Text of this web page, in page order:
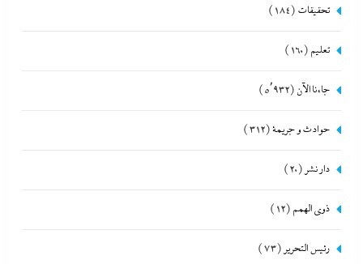
تحقيقات (184)
تعليم (160)
جاءنا الآن (5٬932)
حوادث و جريمة(312)
دار نشر (20)
ذوى الهمم (12)
رئيس التحرير (73)